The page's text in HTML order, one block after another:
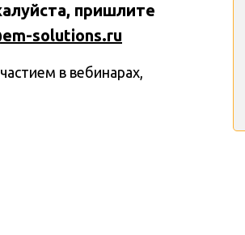
пришлите
solutions.ru
в вебинарах,